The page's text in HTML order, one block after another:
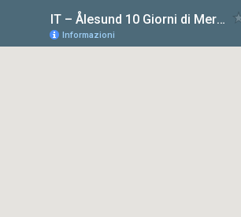
IT – Ålesund 10 Giorni di Meraviglie Norvegesi
Informazioni